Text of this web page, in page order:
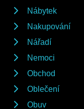
Nábytek
Nakupování
Nářadí
Nemoci
Obchod
Oblečení
Obuv